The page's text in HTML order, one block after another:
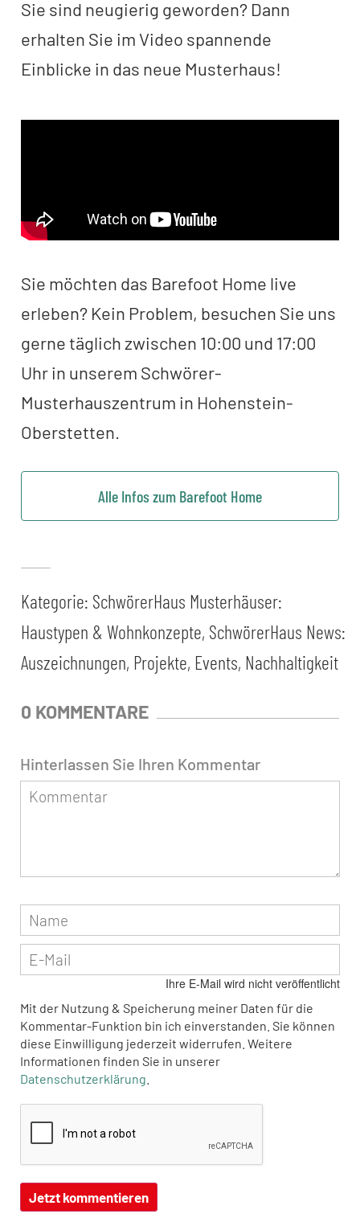
Sie sind neugierig geworden? Dann
erhalten Sie im Video spannende
Einblicke in das neue Musterhaus!
Sie möchten das Barefoot Home live
erleben? Kein Problem, besuchen Sie uns
gerne täglich zwischen 10:00 und 17:00
Uhr in unserem Schwörer-
Musterhauszentrum in Hohenstein-
Oberstetten.
Alle Infos zum Barefoot Home
Kategorie: SchwörerHaus Musterhäuser:
Haustypen & Wohnkonzepte, SchwörerHaus News:
Auszeichnungen, Projekte, Events, Nachhaltigkeit
0 KOMMENTARE
Hinterlassen Sie Ihren Kommentar
Ihre E-Mail wird nicht veröffentlicht
Mit der Nutzung & Speicherung meiner Daten für die
Kommentar-Funktion bin ich einverstanden. Sie können
diese Einwilligung jederzeit widerrufen. Weitere
Informationen finden Sie in unserer
Datenschutzerklärung